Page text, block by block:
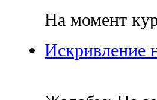
На момент
Искривление